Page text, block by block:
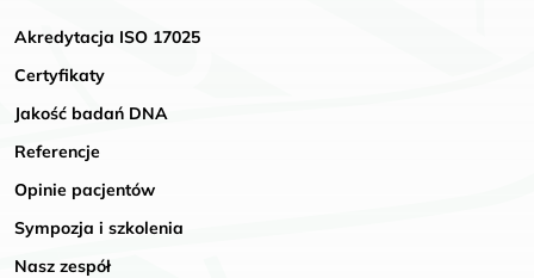
Akredytacja ISO 17025
Certyfikaty
Jakość badań DNA
Referencje
Opinie pacjentów
Sympozja i szkolenia
Nasz zespół